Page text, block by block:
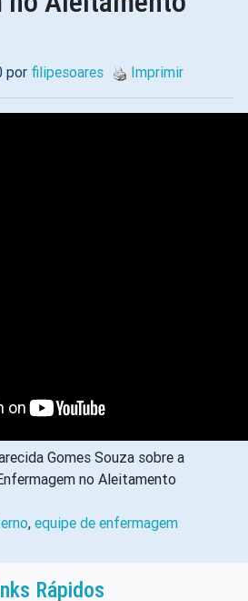
por filipesoares Imprimir
Gomes Souza sobre a
no Aleitamento
, equipe de enfermagem
Rápidos